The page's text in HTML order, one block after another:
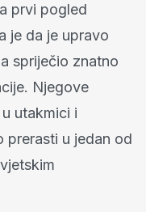
prvi pogled
je da je upravo
spriječio znatno
Njegove
utakmici i
prerasti u jedan od